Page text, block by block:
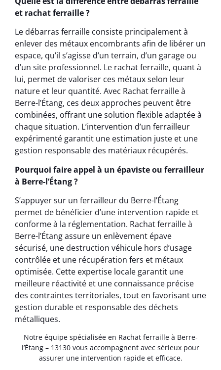
et rachat ferraille ?
Le débarras ferraille consiste principalement à
enlever des métaux encombrants afin de libérer un
espace, qu’il s’agisse d’un terrain, d’un garage ou
d’un site professionnel. Le rachat ferraille, quant à
lui, permet de valoriser ces métaux selon leur
nature et leur quantité. Avec Rachat ferraille à
Berre-l’Étang, ces deux approches peuvent être
combinées, offrant une solution flexible adaptée à
chaque situation. L’intervention d’un ferrailleur
expérimenté garantit une estimation juste et une
gestion responsable des matériaux récupérés.
Pourquoi faire appel à un épaviste ou ferrailleur
à Berre-l’Étang ?
S’appuyer sur un ferrailleur du Berre-l’Étang
permet de bénéficier d’une intervention rapide et
conforme à la réglementation. Rachat ferraille à
Berre-l’Étang assure un enlèvement épave
sécurisé, une destruction véhicule hors d’usage
contrôlée et une récupération fers et métaux
optimisée. Cette expertise locale garantit une
meilleure réactivité et une connaissance précise
des contraintes territoriales, tout en favorisant une
gestion durable et responsable des déchets
métalliques.
Notre équipe spécialisée en Rachat ferraille à Berre-
l’Étang – 13130 vous accompagnent avec sérieux pour
assurer une intervention rapide et efficace.